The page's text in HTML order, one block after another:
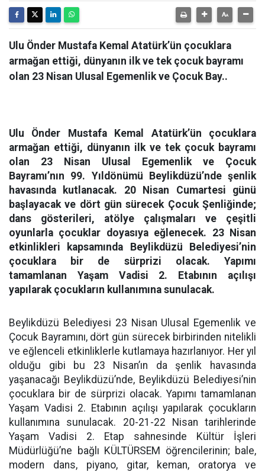
Ulu Önder Mustafa Kemal Atatürk’ün çocuklara
armağan ettiği, dünyanın ilk ve tek çocuk bayramı
olan 23 Nisan Ulusal Egemenlik ve Çocuk Bay..
Ulu Önder Mustafa Kemal Atatürk’ün çocuklara
armağan ettiği, dünyanın ilk ve tek çocuk bayramı
olan 23 Nisan Ulusal Egemenlik ve Çocuk
Bayramı’nın 99. Yıldönümü Beylikdüzü’nde şenlik
havasında kutlanacak. 20 Nisan Cumartesi günü
başlayacak ve dört gün sürecek Çocuk Şenliğinde;
dans gösterileri, atölye çalışmaları ve çeşitli
oyunlarla çocuklar doyasıya eğlenecek. 23 Nisan
etkinlikleri kapsamında Beylikdüzü Belediyesi’nin
çocuklara bir de sürprizi olacak. Yapımı
tamamlanan Yaşam Vadisi 2. Etabının açılışı
yapılarak çocukların kullanımına sunulacak.
Beylikdüzü Belediyesi 23 Nisan Ulusal Egemenlik ve
Çocuk Bayramını, dört gün sürecek birbirinden nitelikli
ve eğlenceli etkinliklerle kutlamaya hazırlanıyor. Her yıl
olduğu gibi bu 23 Nisan’ın da şenlik havasında
yaşanacağı Beylikdüzü’nde, Beylikdüzü Belediyesi’nin
çocuklara bir de sürprizi olacak. Yapımı tamamlanan
Yaşam Vadisi 2. Etabının açılışı yapılarak çocukların
kullanımına sunulacak. 20-21-22 Nisan tarihlerinde
Yaşam Vadisi 2. Etap sahnesinde Kültür İşleri
Müdürlüğü’ne bağlı KÜLTÜRSEM öğrencilerinin; bale,
modern dans, piyano, gitar, keman, oratorya ve